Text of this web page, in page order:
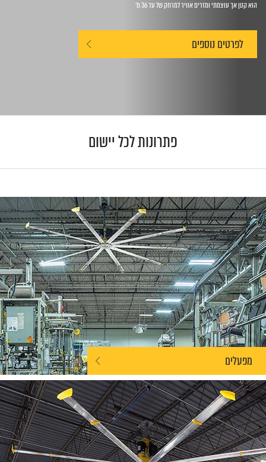
הוא קטן אך עוצמתי ומזרים אוויר למרחק של עד 36 מ'
לפרטים נוספים
פתרונות לכל יישום
מפעלים